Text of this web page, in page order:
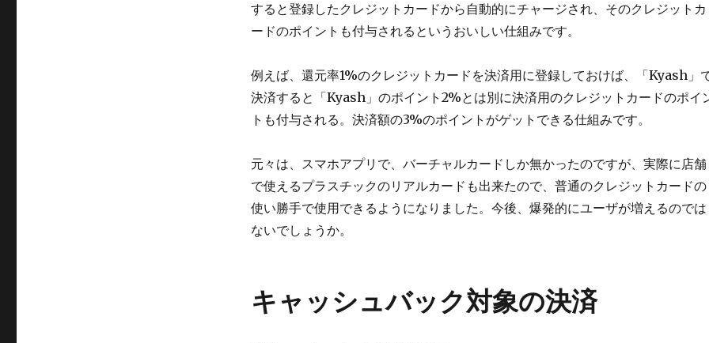
すると登録したクレジットカードから自動的にチャージされ、そのクレジットカ
ードのポイントも付与されるというおいしい仕組みです。
例えば、還元率1%のクレジットカードを決済用に登録しておけば、「Kyash」
決済すると「Kyash」のポイント2%とは別に決済用のクレジットカードのポイ
トも付与される。決済額の3%のポイントがゲットできる仕組みです。
元々は、スマホアプリで、バーチャルカードしか無かったのですが、実際に店舗
で使えるプラスチックのリアルカードも出来たので、普通のクレジットカードの
使い勝手で使用できるようになりました。今後、爆発的にユーザが増えるのでは
ないでしょうか。
キャッシュバック対象の決済